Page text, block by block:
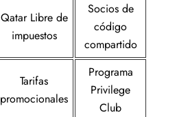
Qatar Libre de
impuestos
Socios de
código
compartido
Tarifas
promocionales
Programa
Privilege
Club